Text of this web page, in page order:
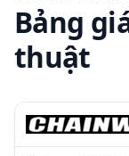
Bảng
thuật